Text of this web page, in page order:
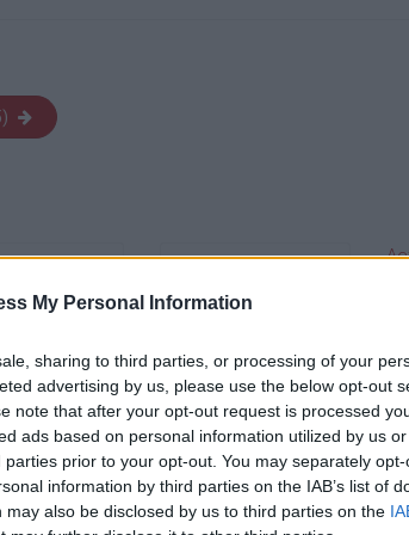
My Personal Information
sharing to third parties, or processing of your
advertising by us, please use the below opt-out
note that after your opt-out request is processed
ads based on personal information utilized by us
prior to your opt-out. You may separately
information by third parties on the IAB’s list of
also be disclosed by us to third parties on the